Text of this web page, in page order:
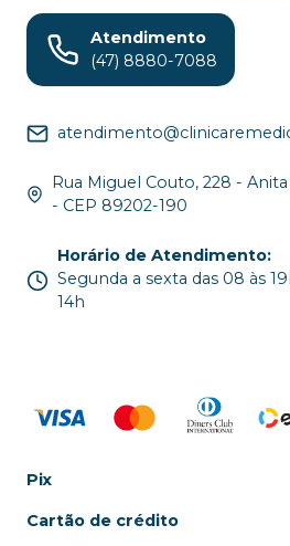
Atendimento
(47) 8880-7088
Rua Miguel Couto, 228 -
- CEP 89202-190
Horário de Atendimento:
Segunda a sexta das 08 às
14h
Pix
Cartão de crédito